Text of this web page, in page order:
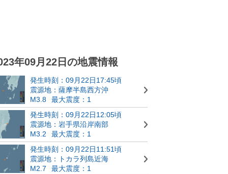
年09月22日の地震情報
発生時刻：09月22日17:45頃
震源地：薩摩半島西方沖
M3.8
最大震度：1
発生時刻：09月22日12:05頃
震源地：岩手県沿岸南部
M3.2
最大震度：1
発生時刻：09月22日11:51頃
震源地：トカラ列島近海
M2.7
最大震度：1